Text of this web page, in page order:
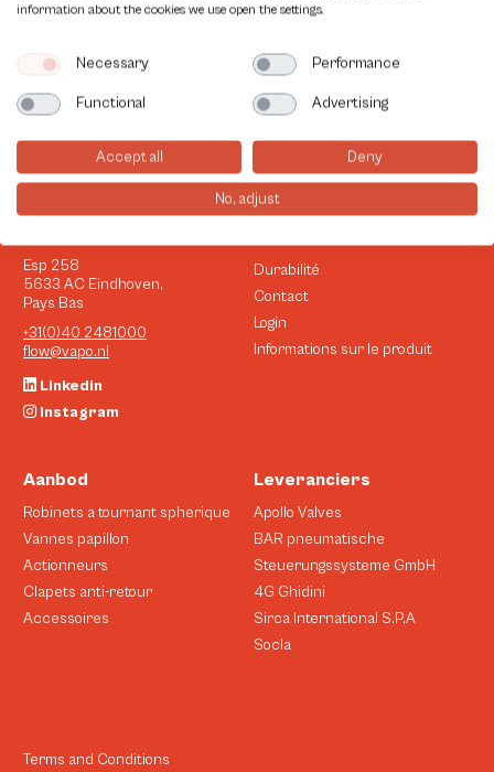
Esp 258
5633 AC Eindhoven,
Pays Bas
+31(0)40 2481000
flow@vapo.nl
Linkedin
Instagram
Aanbod
Robinets a tournant spherique
Vannes papillon
Actionneurs
Clapets anti-retour
Accessoires
Leveranciers
Apollo Valves
BAR pneumatische
Steuerungssysteme GmbH
4G Ghidini
Sirca International S.P.A
Socla
Durabilité
Contact
Login
Informations sur le produit
Terms and Conditions
information about the cookies we use open the settings.
Necessary Performance
Functional Advertising
Accept all Deny
No, adjust